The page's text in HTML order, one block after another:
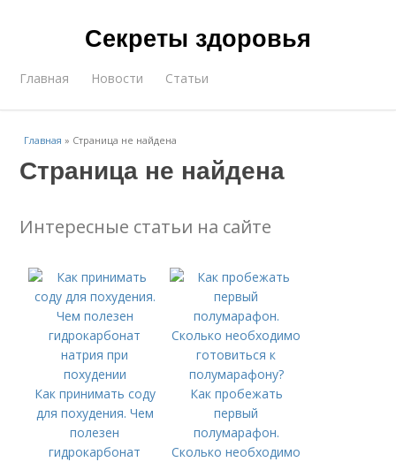
Секреты здоровья
Главная Новости Статьи
Главная » Страница не найдена
Страница не найдена
Интересные статьи на сайте
Как принимать соду
для похудения. Чем
полезен
гидрокарбонат
Как пробежать
первый
полумарафон.
Сколько необходимо